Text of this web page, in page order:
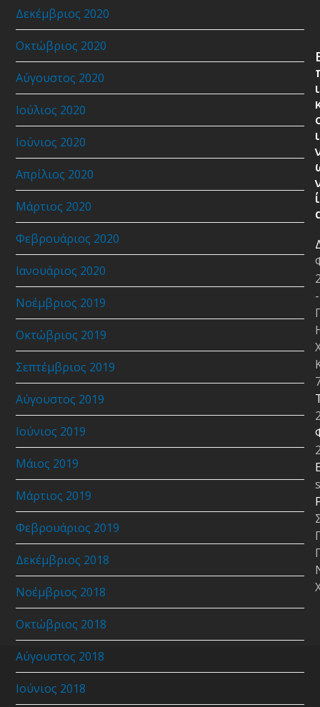
Δεκέμβριος 2020
Οκτώβριος 2020
Αύγουστος 2020
Ιούλιος 2020
Ιούνιος 2020
Απρίλιος 2020
Μάρτιος 2020
Φεβρουάριος 2020
Ιανουάριος 2020
Νοέμβριος 2019
Οκτώβριος 2019
Σεπτέμβριος 2019
Αύγουστος 2019
Ιούνιος 2019
Μάιος 2019
Μάρτιος 2019
Φεβρουάριος 2019
Δεκέμβριος 2018
Νοέμβριος 2018
Οκτώβριος 2018
Αύγουστος 2018
Ιούνιος 2018
ι
ι
ί
-